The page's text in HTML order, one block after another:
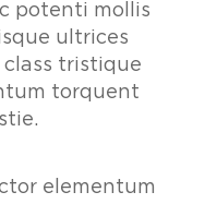
potenti mollis
ultrices
tristique
torquent
elementum